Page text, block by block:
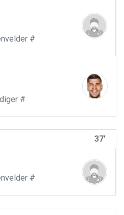
#
#
37'
#